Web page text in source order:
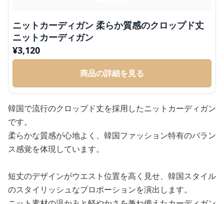
ニットカーディガン 柔らか質感のクロップド丈
ニットカーディガン
¥3,120
商品の詳細を見る
韓国で流行のクロップド丈を採用したニットカーディガン
です。
柔らかな質感が心地よく、韓国ファッション特有のバラン
ス感覚を体現しています。
短丈のデザインがウエスト位置を高く見せ、韓国スタイル
のスタイリッシュなプロポーションを演出します。